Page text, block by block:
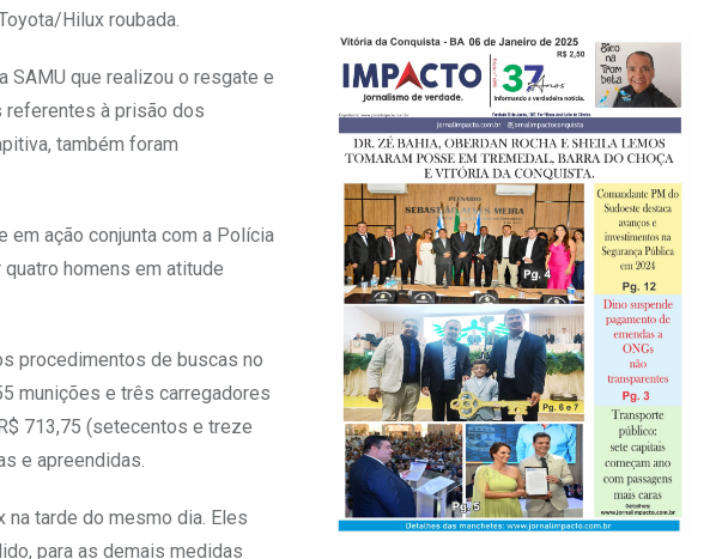
Hilux roubada.
SAMU que realizou o resgate e
referentes à prisão dos
também foram
ação conjunta com a Polícia
homens em atitude
procedimentos de buscas no
munições e três carregadores
713,75 (setecentos e treze
e apreendidas.
tarde do mesmo dia. Eles
para as demais medidas